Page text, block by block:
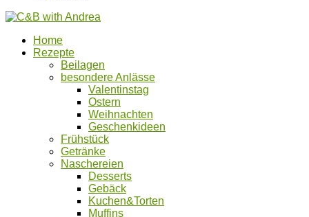
Home
Rezepte
Beilagen
besondere Anlässe
Valentinstag
Ostern
Weihnachten
Geschenkideen
Frühstück
Getränke
Naschereien
Desserts
Gebäck
Kuchen&Torten
Muffins